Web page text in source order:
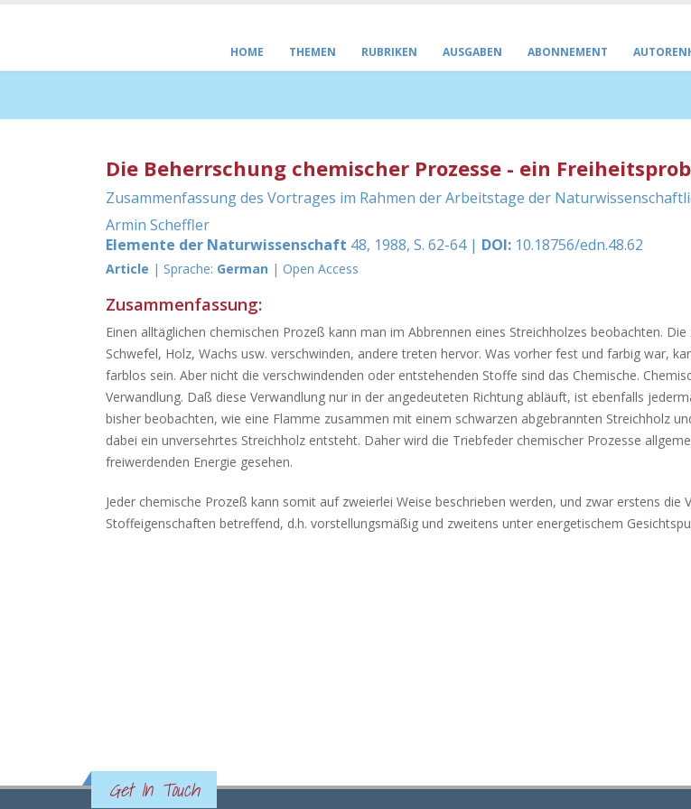
HOME THEMEN RUBRIKEN AUSGABEN ABONNEMENT
Die Beherrschung chemischer Prozesse - ein
Zusammenfassung des Vortrages im Rahmen der Arbeitstage der
Armin Scheffler
Elemente der Naturwissenschaft 48, 1988, S. 62-64 | DOI: 10.18756/edn.48.62
Article | Sprache: German | Open Access
Zusammenfassung:
Einen alltäglichen chemischen Prozeß kann man im Abbrennen eines Streichholzes beobachten.
Schwefel, Holz, Wachs usw. verschwinden, andere treten hervor. Was vorher fest und farbig war,
farblos sein. Aber nicht die verschwindenden oder entstehenden Stoffe sind das Chemische.
Verwandlung. Daß diese Verwandlung nur in der angedeuteten Richtung abläuft, ist ebenfalls
bisher beobachten, wie eine Flamme zusammen mit einem schwarzen abgebrannten Streichholz
dabei ein unversehrtes Streichholz entsteht. Daher wird die Triebfeder chemischer Prozesse
freiwerdenden Energie gesehen.
Jeder chemische Prozeß kann somit auf zweierlei Weise beschrieben werden, und zwar erstens die
Stoffeigenschaften betreffend, d.h. vorstellungsmäßig und zweitens unter energetischem
Get In Touch